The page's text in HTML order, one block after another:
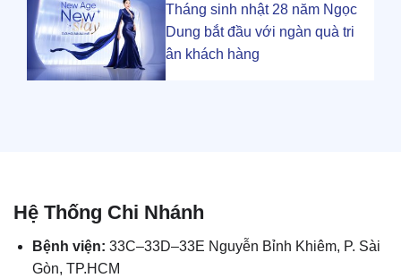
Tháng sinh nhật 28 năm Ngọc
Dung bắt đầu với ngàn quà tri
ân khách hàng
Hệ Thống Chi Nhánh
Bệnh viện: 33C–33D–33E Nguyễn Bỉnh Khiêm, P. Sài
Gòn, TP.HCM